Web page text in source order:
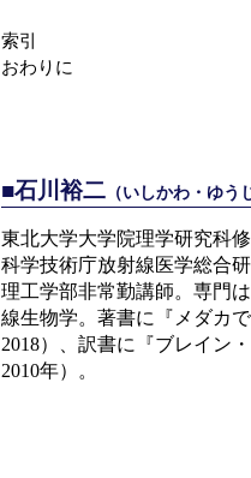
索引
おわりに
■石川裕二 （いしかわ・ゆう
東北大学大学院理学研究科
科学技術庁放射線医学総合
理工学部非常勤講師。専門
線生物学。著書に『メダカ
2018）、訳書に『ブレイン
2010年）。